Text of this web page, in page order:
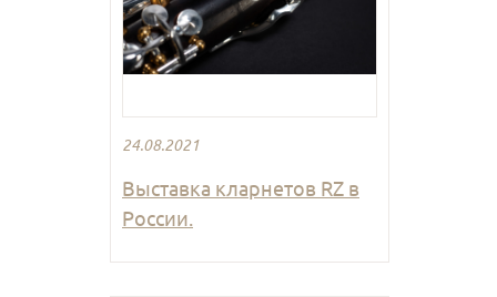
24.08.2021
Выставка кларнетов RZ в
России.